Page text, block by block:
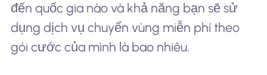
đến quốc gia nào và khả năng bạn sẽ sử
dụng dịch vụ chuyển vùng miễn phí theo
gói cước của mình là bao nhiêu.